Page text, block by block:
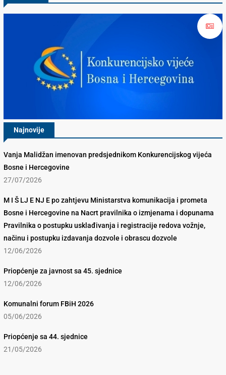
Najnovije
Vanja Malidžan imenovan predsjednikom Konkurencijskog vijeća
Bosne i Hercegovine
27/07/2026
M I Š LJ E NJ E po zahtjevu Ministarstva komunikacija i prometa
Bosne i Hercegovine na Nacrt pravilnika o izmjenama i dopunama
Pravilnika o postupku usklađivanja i registracije redova vožnje,
načinu i postupku izdavanja dozvole i obrascu dozvole
12/06/2026
Priopćenje za javnost sa 45. sjednice
12/06/2026
Komunalni forum FBiH 2026
05/06/2026
Priopćenje sa 44. sjednice
21/05/2026